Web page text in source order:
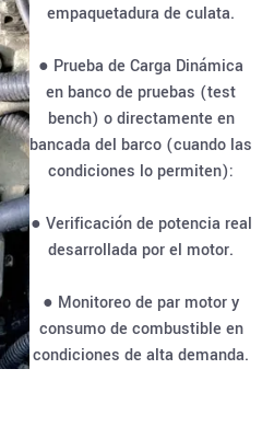
empaquetadura de culata.
● Prueba de Carga Dinámica
en banco de pruebas (test
bench) o directamente en
bancada del barco (cuando las
condiciones lo permiten):
● Verificación de potencia real
desarrollada por el motor.
● Monitoreo de par motor y
consumo de combustible en
condiciones de alta demanda.